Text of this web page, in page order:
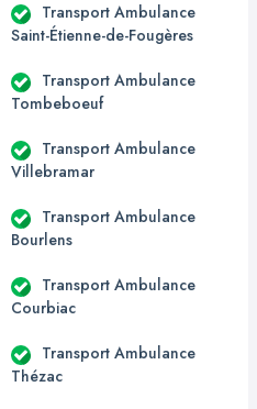
Transport Ambulance
Saint-Étienne-de-Fougères
Transport Ambulance
Tombeboeuf
Transport Ambulance
Villebramar
Transport Ambulance
Bourlens
Transport Ambulance
Courbiac
Transport Ambulance
Thézac